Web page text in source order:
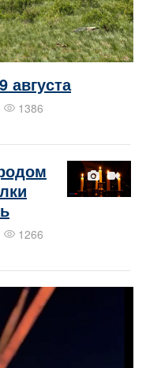
августа
1386
1266